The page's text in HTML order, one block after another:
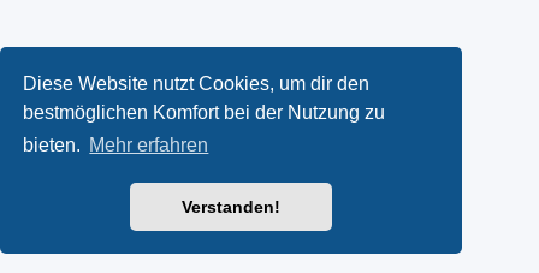
Diese Website nutzt Cookies, um dir den
bestmöglichen Komfort bei der Nutzung zu
bieten. Mehr erfahren
Verstanden!